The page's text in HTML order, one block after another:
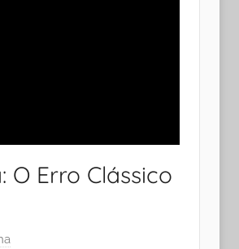
Erro Clássico